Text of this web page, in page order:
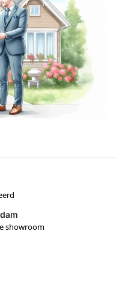
showroom